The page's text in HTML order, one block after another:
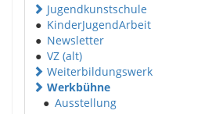
Jugendkunstschule
● KinderJugendArbeit
● Newsletter
● VZ (alt)
Weiterbildungswerk
Werkbühne
● Ausstellung